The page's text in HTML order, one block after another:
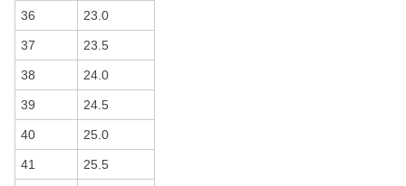
36 23.0
37 23.5
38 24.0
39 24.5
40 25.0
41 25.5